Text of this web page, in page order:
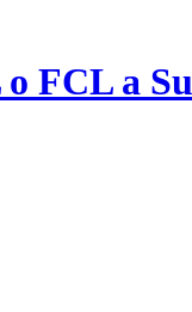
FCL a